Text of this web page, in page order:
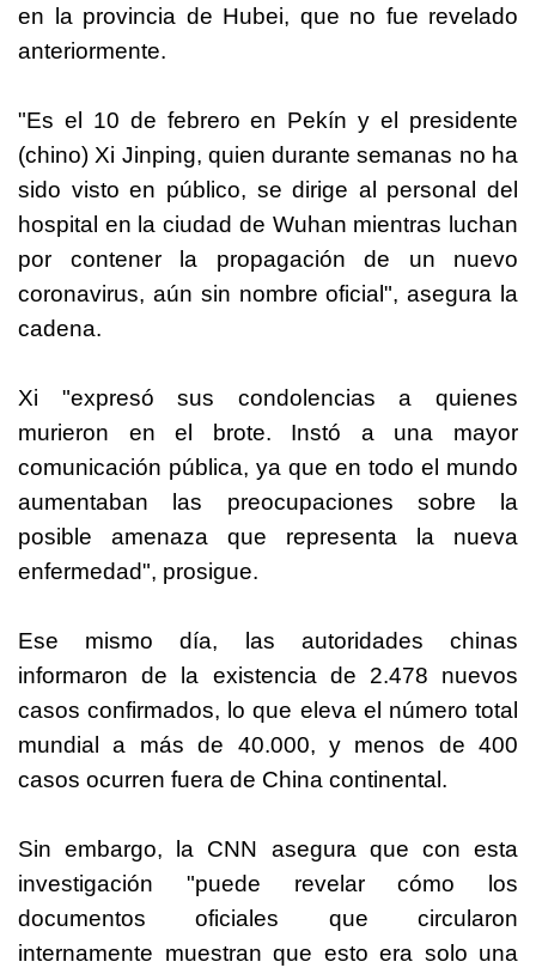
en la provincia de Hubei, que no fue revelado
anteriormente.
"Es el 10 de febrero en Pekín y el presidente
(chino) Xi Jinping, quien durante semanas no ha
sido visto en público, se dirige al personal del
hospital en la ciudad de Wuhan mientras luchan
por contener la propagación de un nuevo
coronavirus, aún sin nombre oficial", asegura la
cadena.
Xi "expresó sus condolencias a quienes
murieron en el brote. Instó a una mayor
comunicación pública, ya que en todo el mundo
aumentaban las preocupaciones sobre la
posible amenaza que representa la nueva
enfermedad", prosigue.
Ese mismo día, las autoridades chinas
informaron de la existencia de 2.478 nuevos
casos confirmados, lo que eleva el número total
mundial a más de 40.000, y menos de 400
casos ocurren fuera de China continental.
Sin embargo, la CNN asegura que con esta
investigación "puede revelar cómo los
documentos oficiales que circularon
internamente muestran que esto era solo una